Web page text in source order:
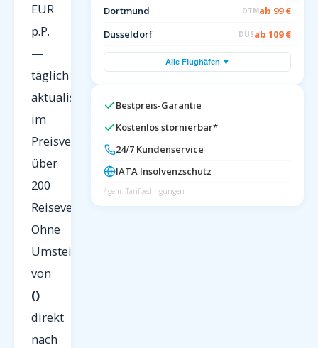
EUR
p.P.
—
täglich
aktualisiert
im
Preisvergleich
über
200
Reiseveranstalter.
Ohne
Umsteigen
von
()
direkt
nach
Dortmund
DTMab 99 €
Düsseldorf
DUSab 109 €
Alle Flughäfen ▼
Bestpreis-Garantie
Kostenlos stornierbar*
24/7 Kundenservice
IATA Insolvenzschutz
*gem. Tarifbedingungen